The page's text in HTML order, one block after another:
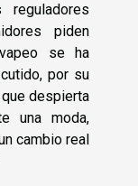
piden
se ha
por su
despierta
una moda,
cambio real